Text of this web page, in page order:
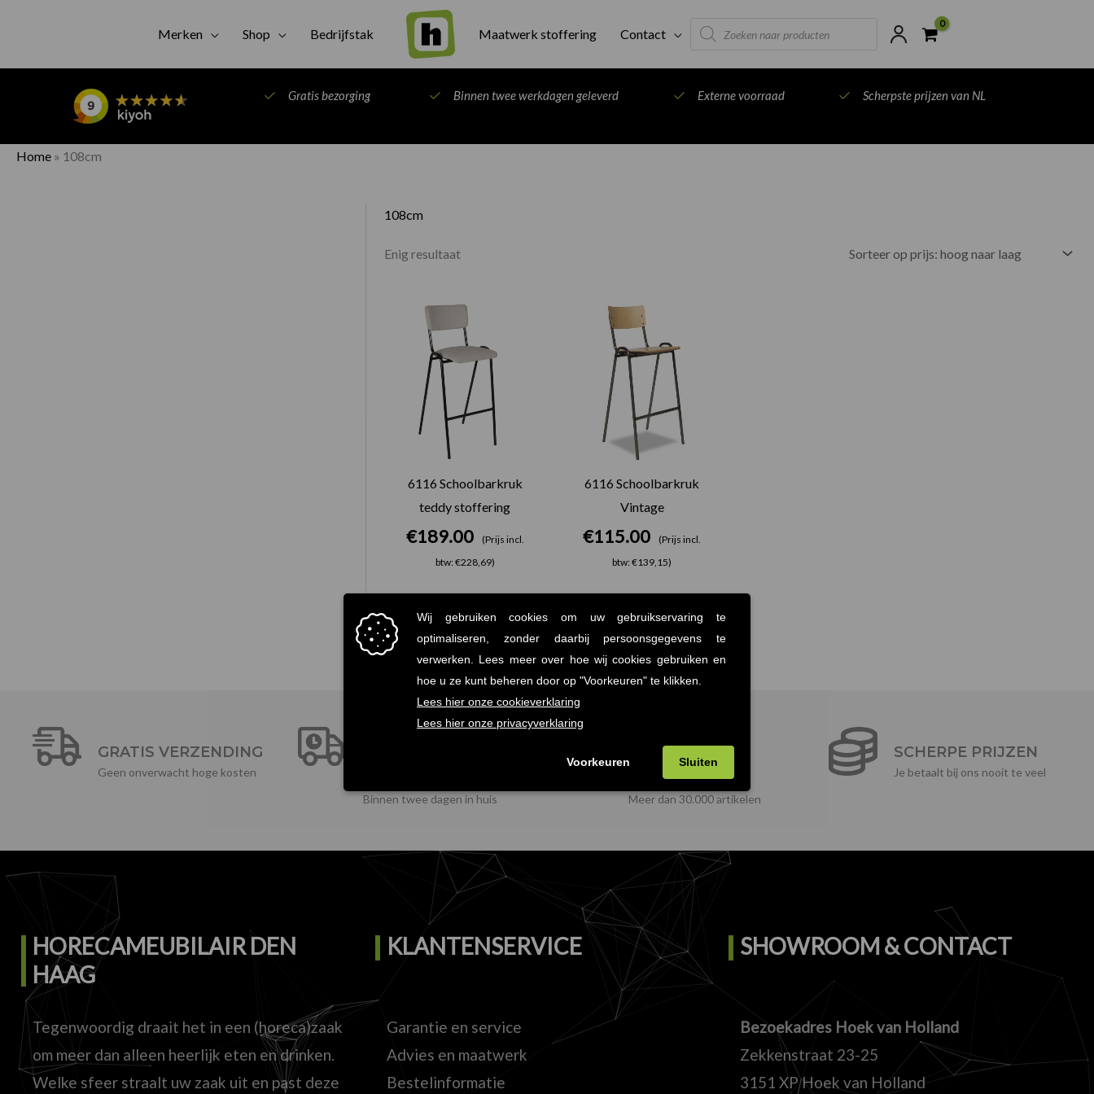
Merken Shop Bedrijfstak Maatwerk stoffering Contact
Products
search
Gratis bezorging Binnen twee werkdagen geleverd Externe voorraad Scherpste prijzen van NL
Home » 108cm
108cm
Enig resultaat
6116 Schoolbarkruk
teddy stoffering
€189.00
(Prijs incl.
btw: €228,69)
6116 Schoolbarkruk
Vintage
€115.00
(Prijs incl.
btw: €139,15)
GRATIS VERZENDING
Geen onverwacht hoge kosten
Binnen twee dagen in huis
UITGEBREIDE
VOORRAAD
Meer dan 30.000 artikelen
SCHERPE PRIJZEN
Je betaalt bij ons nooit te veel
HORECAMEUBILAIR DEN
HAAG
Tegenwoordig draait het in een (horeca)zaak
om meer dan alleen heerlijk eten en drinken.
Welke sfeer straalt uw zaak uit en past deze
KLANTENSERVICE
Garantie en service
Advies en maatwerk
Bestelinformatie
SHOWROOM & CONTACT
Bezoekadres Hoek van Holland
Zekkenstraat 23-25
3151 XP Hoek van Holland